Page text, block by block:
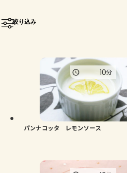
トーク
よくあるお問い合わせ
お買い物
絞り込み
パンナコッタ レモンソース
10分